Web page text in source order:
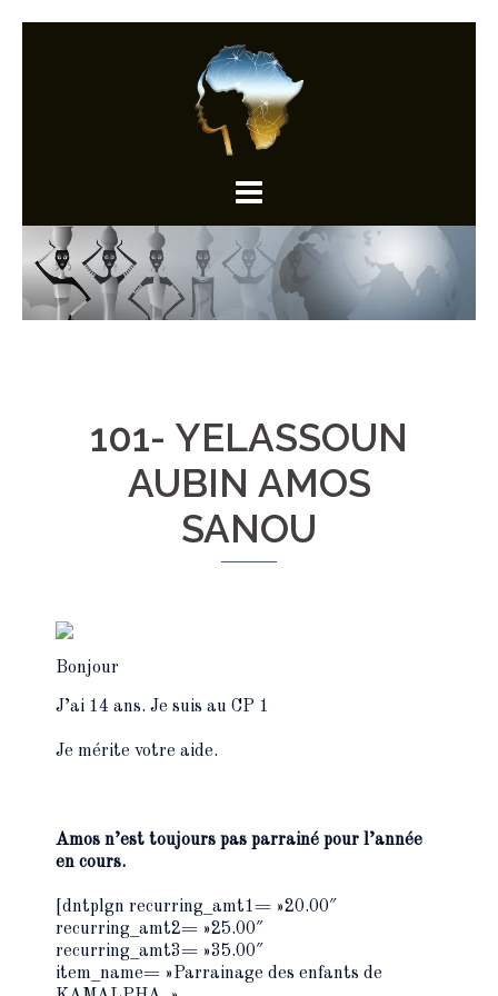
101- YELASSOUN
AUBIN AMOS
SANOU
Bonjour
J’ai 14 ans. Je suis au CP 1
Je mérite votre aide.
Amos n’est toujours pas parrainé pour l’année
en cours.
[dntplgn recurring_amt1= »20.00″
recurring_amt2= »25.00″
recurring_amt3= »35.00″
item_name= »Parrainage des enfants de